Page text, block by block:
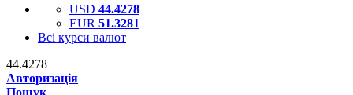
USD 44.4278
EUR 51.3281
Всі курси валют
44.4278
Авторизація
Пошук